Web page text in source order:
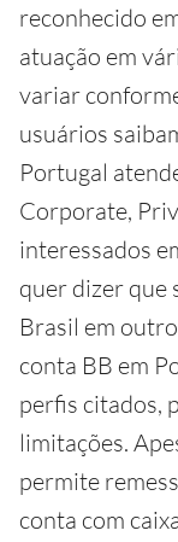
reconhecido
atuação em
variar
usuários
Portugal
Corporate,
interessados
quer dizer que
Brasil em
conta BB em
perfis citados,
limitações.
permite
conta com